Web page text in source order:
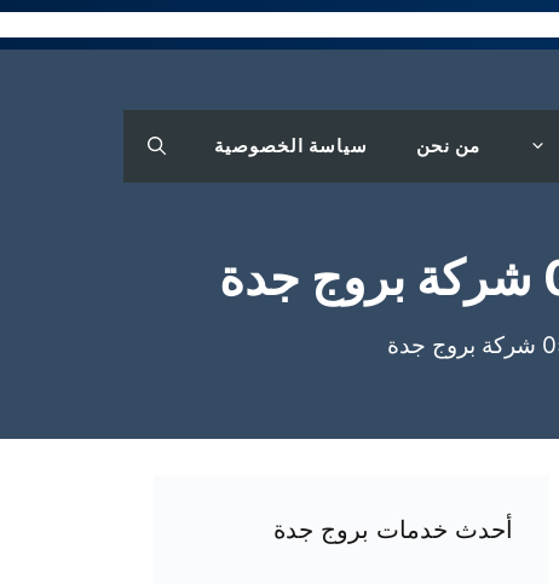
من نحن سياسة الخصوصية
أحدث خدمات بروج جدة